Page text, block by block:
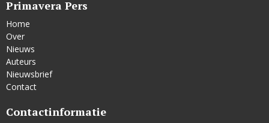
Primavera Pers
Home
Over
Nieuws
Auteurs
Nieuwsbrief
Contact
Contactinformatie